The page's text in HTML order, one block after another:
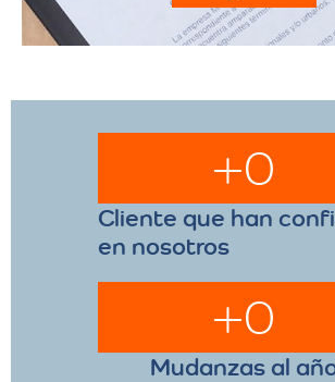
Cliente que han
en nosotros
+0
Mudanzas al
+0